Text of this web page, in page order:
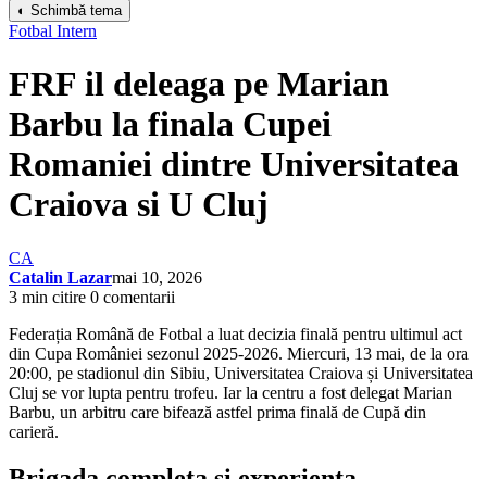
◐ Schimbă tema
Fotbal Intern
FRF il deleaga pe Marian
Barbu la finala Cupei
Romaniei dintre Universitatea
Craiova si U Cluj
CA
Catalin Lazarmai 10, 2026
3 min citire 0 comentarii
Federația Română de Fotbal a luat decizia finală pentru ultimul act
din Cupa României sezonul 2025-2026. Miercuri, 13 mai, de la ora
20:00, pe stadionul din Sibiu, Universitatea Craiova și Universitatea
Cluj se vor lupta pentru trofeu. Iar la centru a fost delegat Marian
Barbu, un arbitru care bifează astfel prima finală de Cupă din
carieră.